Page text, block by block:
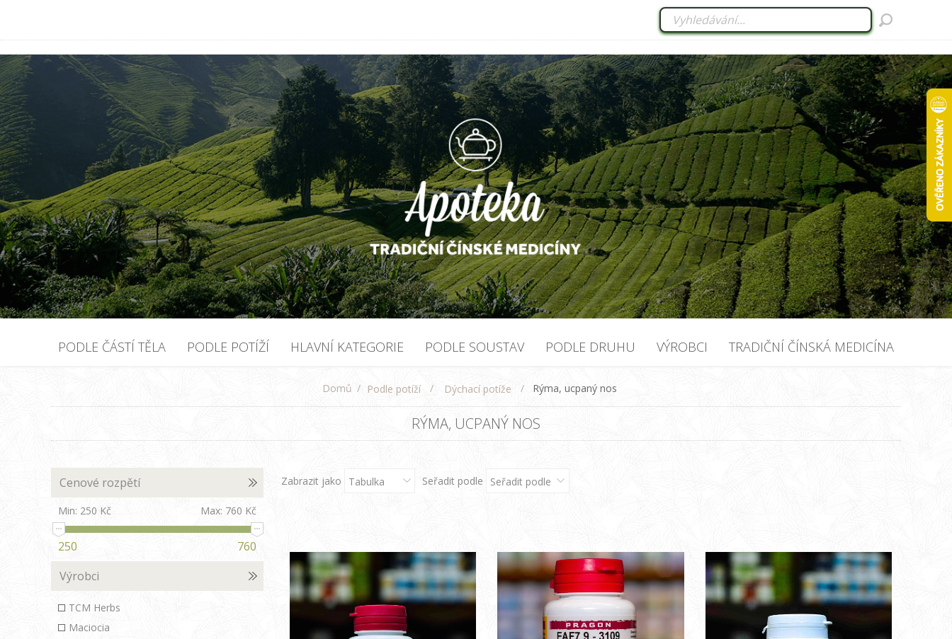
PODLE ČÁSTÍ TĚLA PODLE POTÍŽÍ HLAVNÍ KATEGORIE PODLE SOUSTAV PODLE DRUHU VÝROBCI TRADIČNÍ ČÍNSKÁ MEDICÍNA
Domů / Podle potíží / Dýchací potíže / Rýma, ucpaný nos
RÝMA, UCPANÝ NOS
Zabrazit jako Tabulka Seřadit podle Seřadit podle
Cenové rozpětí
Min: 250 Kč Max: 760 Kč
250
760
Výrobci
TCM Herbs
Maciocia